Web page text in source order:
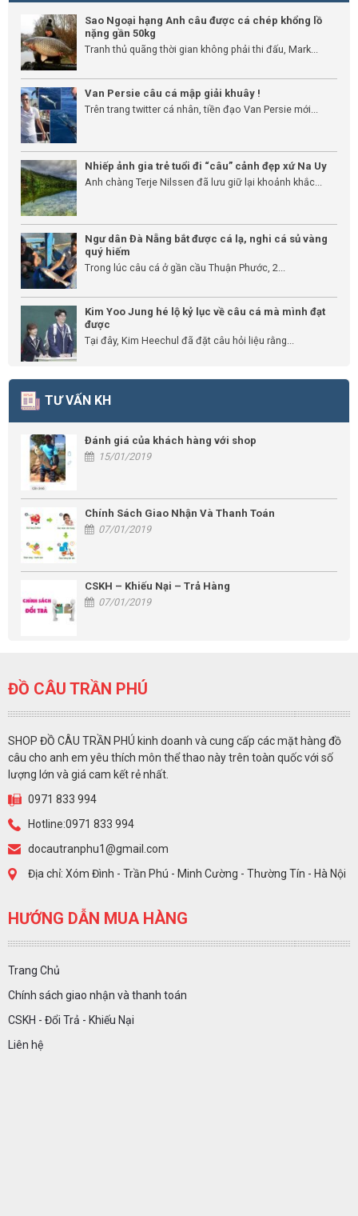
Sao Ngoại hạng Anh câu được cá chép khổng lồ
nặng gần 50kg
Tranh thủ quãng thời gian không phải thi đấu, Mark...
Van Persie câu cá mập giải khuây !
Trên trang twitter cá nhân, tiền đạo Van Persie mới...
Nhiếp ảnh gia trẻ tuổi đi “câu” cảnh đẹp xứ Na Uy
Anh chàng Terje Nilssen đã lưu giữ lại khoảnh khắc...
Ngư dân Đà Nẵng bắt được cá lạ, nghi cá sủ vàng
quý hiếm
Trong lúc câu cá ở gần cầu Thuận Phước, 2...
Kim Yoo Jung hé lộ kỷ lục về câu cá mà mình đạt
được
Tại đây, Kim Heechul đã đặt câu hỏi liệu rằng...
TƯ VẤN KH
Đánh giá của khách hàng với shop
15/01/2019
Chính Sách Giao Nhận Và Thanh Toán
07/01/2019
CSKH – Khiếu Nại – Trả Hàng
07/01/2019
ĐỒ CÂU TRẦN PHÚ
SHOP ĐỒ CÂU TRẦN PHÚ kinh doanh và cung cấp các mặt hàng đồ
câu cho anh em yêu thích môn thể thao này trên toàn quốc với số
lượng lớn và giá cam kết rẻ nhất.
0971 833 994
Hotline:0971 833 994
docautranphu1@gmail.com
Địa chỉ: Xóm Đình - Trần Phú - Minh Cường - Thường Tín - Hà Nội
HƯỚNG DẪN MUA HÀNG
Trang Chủ
Chính sách giao nhận và thanh toán
CSKH - Đổi Trả - Khiếu Nại
Liên hệ